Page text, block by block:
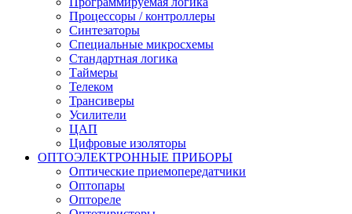
Процессоры / контроллеры
Синтезаторы
Специальные микросхемы
Стандартная логика
Таймеры
Телеком
Трансиверы
Усилители
ЦАП
Цифровые изоляторы
ОПТОЭЛЕКТРОННЫЕ ПРИБОРЫ
Оптические приемопередатчики
Оптопары
Оптореле